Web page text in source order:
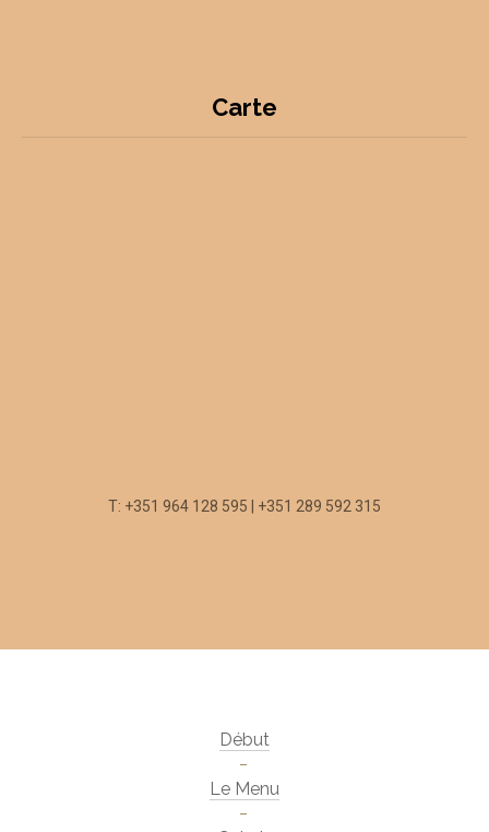
Carte
T: +351 964 128 595 | +351 289 592 315
Début
Le Menu